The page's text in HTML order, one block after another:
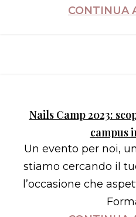
CONTINUA
Nails Camp 2023:
campus
Un evento per noi,
stiamo cercando il
l’occasione che